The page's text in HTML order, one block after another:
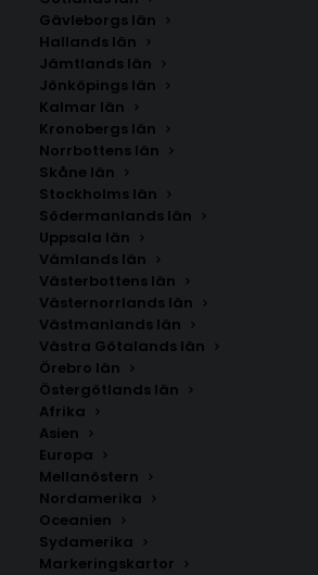
Gävleborgs län
Hallands län
Jämtlands län
Jönköpings län
Kalmar län
Kronobergs län
Norrbottens län
Skåne län
Stockholms län
Södermanlands län
Uppsala län
Vämlands län
Västerbottens län
Västernorrlands län
Västmanlands län
Västra Götalands län
Örebro län
Östergötlands län
Afrika
Asien
Europa
Mellanöstern
Nordamerika
Oceanien
Sydamerika
Markeringskartor
SÖK AFFISCHER
Sök
efter:
Inget hittades
It seems we can’t find what you’re
Perhaps searching can help.